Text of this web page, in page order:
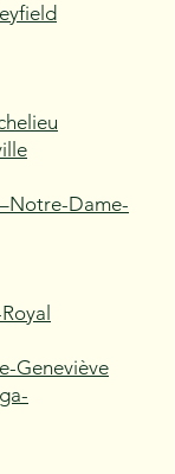
Dame-
Geneviève